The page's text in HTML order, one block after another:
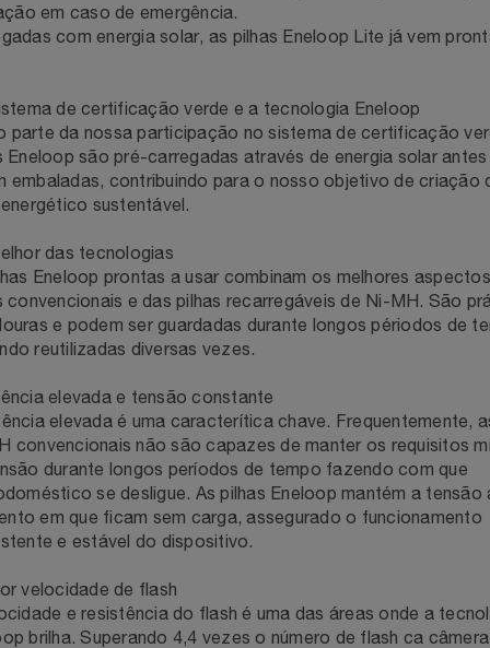
Jardim
Livros
Malas E Mochilas
Mercado
Notebooks E Tablet
Óculos
Papelaria
Páscoa
Loccitane En Provence
Meu Resgate Favorito
Mondial
Mormaii
Multi
Oster
Perfumes & Cosméticos
Ponto Frio
Ponto Frio
Portal Das Malas
Renner
Sams Club
Topstore
em caso de emergência.
com energia solar, as pilhas Eneloop Lite já vem
de certificação verde e a tecnologia Eneloop
parte da nossa participação no sistema de certificação
Eneloop são pré-carregadas através de energia solar
embaladas, contribuindo para o nosso objetivo de criação
sustentável.
das tecnologias
Eneloop prontas a usar combinam os melhores
convencionais e das pilhas recarregáveis de Ni-MH. São
e podem ser guardadas durante longos périodos de
reutilizadas diversas vezes.
elevada e tensão constante
elevada é uma caracterítica chave. Frequentemente,
convencionais não são capazes de manter os requisitos
durante longos períodos de tempo fazendo com que
se desligue. As pilhas Eneloop mantém a tensão
em que ficam sem carga, assegurado o funcionamento
e estável do dispositivo.
velocidade de flash
e resistência do flash é uma das áreas onde a
brilha. Superando 4,4 vezes o número de flash ca